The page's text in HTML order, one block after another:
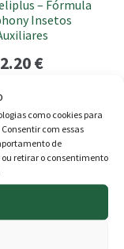
como cookies para
com essas
de
ou retirar o consentimento
– Fórmula
Insetos
2.20€